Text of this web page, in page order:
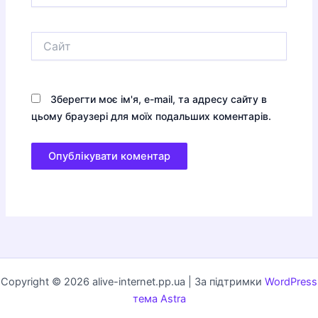
Зберегти моє ім'я, e-mail, та адресу сайту в
цьому браузері для моїх подальших коментарів.
Copyright © 2026 alive-internet.pp.ua | За підтримки WordPress
тема Astra